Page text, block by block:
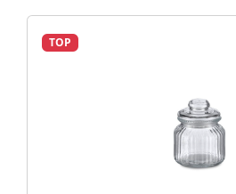
TOP